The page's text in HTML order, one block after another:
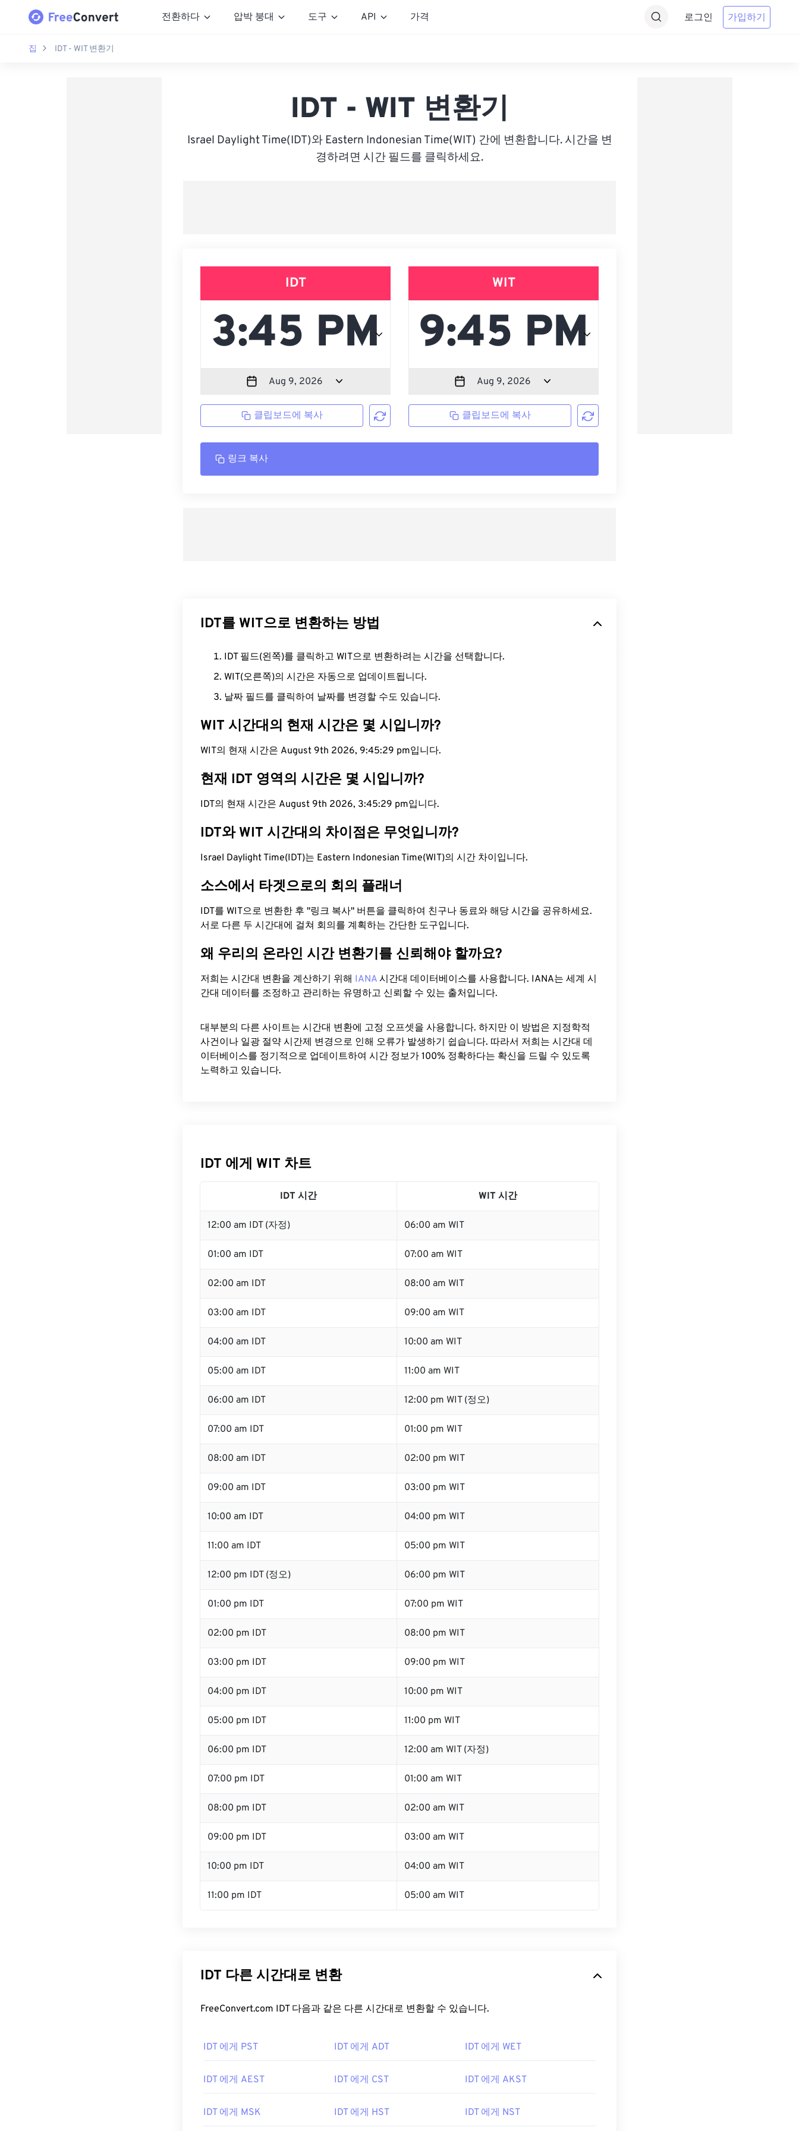
전환하다 압박 붕대 도구 API 가격 로그인 가입하기
집 IDT - WIT 변환기
IDT - WIT 변환기
Israel Daylight Time(IDT)와 Eastern Indonesian Time(WIT) 간에 변환합니다. 시간을 변
경하려면 시간 필드를 클릭하세요.
IDT
클립보드에 복사
WIT
클립보드에 복사
링크 복사
IDT를 WIT으로 변환하는 방법
IDT 필드(왼쪽)를 클릭하고 WIT으로 변환하려는 시간을 선택합니다.
WIT(오른쪽)의 시간은 자동으로 업데이트됩니다.
날짜 필드를 클릭하여 날짜를 변경할 수도 있습니다.
WIT 시간대의 현재 시간은 몇 시입니까?
WIT의 현재 시간은 August 9th 2026, 9:45:30 pm입니다.
현재 IDT 영역의 시간은 몇 시입니까?
IDT의 현재 시간은 August 9th 2026, 3:45:30 pm입니다.
IDT와 WIT 시간대의 차이점은 무엇입니까?
Israel Daylight Time(IDT)는 Eastern Indonesian Time(WIT)의 시간 차이입니다.
소스에서 타겟으로의 회의 플래너
IDT를 WIT으로 변환한 후 "링크 복사" 버튼을 클릭하여 친구나 동료와 해당 시간을 공유하세요.
서로 다른 두 시간대에 걸쳐 회의를 계획하는 간단한 도구입니다.
왜 우리의 온라인 시간 변환기를 신뢰해야 할까요?
저희는 시간대 변환을 계산하기 위해 IANA 시간대 데이터베이스를 사용합니다. IANA는 세계 시
간대 데이터를 조정하고 관리하는 유명하고 신뢰할 수 있는 출처입니다.
대부분의 다른 사이트는 시간대 변환에 ​​고정 오프셋을 사용합니다. 하지만 이 방법은 지정학적
사건이나 일광 절약 시간제 변경으로 인해 오류가 발생하기 쉽습니다. 따라서 저희는 시간대 데
이터베이스를 정기적으로 업데이트하여 시간 정보가 100% 정확하다는 확신을 드릴 수 있도록
노력하고 있습니다.
IDT 에게 WIT 차트
IDT 시간 WIT 시간
12:00 am IDT (자정) 06:00 am WIT
01:00 am IDT 07:00 am WIT
02:00 am IDT 08:00 am WIT
03:00 am IDT 09:00 am WIT
04:00 am IDT 10:00 am WIT
05:00 am IDT 11:00 am WIT
06:00 am IDT 12:00 pm WIT (정오)
07:00 am IDT 01:00 pm WIT
08:00 am IDT 02:00 pm WIT
09:00 am IDT 03:00 pm WIT
10:00 am IDT 04:00 pm WIT
11:00 am IDT 05:00 pm WIT
12:00 pm IDT (정오) 06:00 pm WIT
01:00 pm IDT 07:00 pm WIT
02:00 pm IDT 08:00 pm WIT
03:00 pm IDT 09:00 pm WIT
04:00 pm IDT 10:00 pm WIT
05:00 pm IDT 11:00 pm WIT
06:00 pm IDT 12:00 am WIT (자정)
07:00 pm IDT 01:00 am WIT
08:00 pm IDT 02:00 am WIT
09:00 pm IDT 03:00 am WIT
10:00 pm IDT 04:00 am WIT
11:00 pm IDT 05:00 am WIT
IDT 다른 시간대로 변환
FreeConvert.com IDT 다음과 같은 다른 시간대로 변환할 수 있습니다.
IDT 에게 PST IDT 에게 ADT IDT 에게 WET
IDT 에게 AEST IDT 에게 CST IDT 에게 AKST
IDT 에게 MSK IDT 에게 HST IDT 에게 NST